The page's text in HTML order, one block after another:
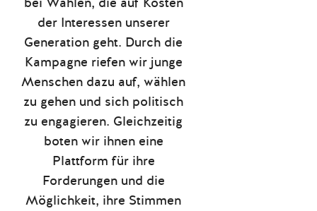
der Interessen unserer
Generation geht. Durch die
Kampagne riefen wir junge
Menschen dazu auf, wählen
zu gehen und sich politisch
zu engagieren. Gleichzeitig
boten wir ihnen eine
Plattform für ihre
Forderungen und die
Möglichkeit, ihre Stimmen